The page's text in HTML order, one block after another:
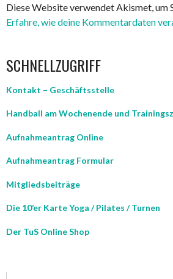
Diese Website verwendet Akismet, um
Erfahre, wie deine Kommentardaten
SCHNELLZUGRIFF
Kontakt – Geschäftsstelle
Handball am Wochenende und
Aufnahmeantrag Online
Aufnahmeantrag Formular
Mitgliedsbeiträge
Die 10’er Karte Yoga / Pilates / Turnen
Der TuS Online Shop